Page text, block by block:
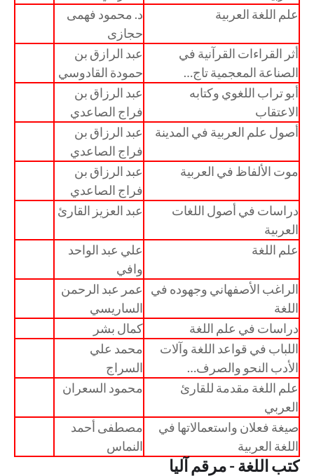
علم اللغة العربية
د. محمود فهمى
حجازى
أثر القراءات القرآنية في
الصناعة المعجمية تاج…
عبد الرازق بن
حمودة القادوسي
أبو تراب اللغوي وكتابه
الاعتقاب
عبد الرزاق بن
فراج الصاعدي
أصول علم العربية في المدينة
عبد الرزاق بن
فراج الصاعدي
موت الألفاظ في العربية
عبد الرزاق بن
فراج الصاعدي
دراسات في أصول اللغات
العربية
عبد العزيز القارئ
علم اللغة
علي عبد الواحد
وافي
الراغب الأصفهاني وجهوده في
اللغة
عمر عبد الرحمن
الساريسي
دراسات في علم اللغة
كمال بشر
اللباب في قواعد اللغة وآلات
الأدب النحو والصرف…
محمد علي
السراج
علم اللغة مقدمة للقارئ
العربي
محمود السعران
صيغة فعلان واستعمالاتها في
اللغة العربية
مصطفى أحمد
النماس
كتب اللغة - مرقم آليا